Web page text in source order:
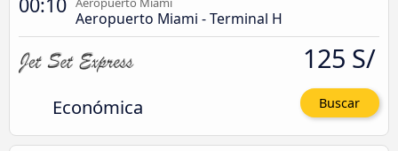
Aeropuerto Miami - Terminal H
Económica
125 S/
Buscar